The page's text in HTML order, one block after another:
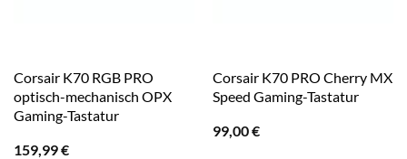
Corsair K70 RGB PRO
optisch-mechanisch OPX
Gaming-Tastatur
159,99€
Corsair K70 PRO Cherry MX
Speed Gaming-Tastatur
99,00€